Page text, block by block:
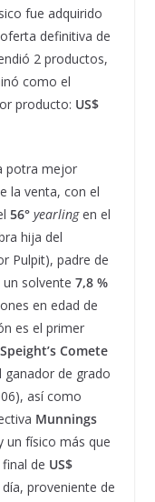
fue adquirido
definitiva de
2 productos,
como el
producto: US$
potra mejor
la venta, con el
56° yearlingen el
hija del
Pulpit), padre de
solvente 7,8 %
en edad de
es el primer
Speight’s Comete
ganador de grado
así como
Munnings
un físico más que
de US$
proveniente de